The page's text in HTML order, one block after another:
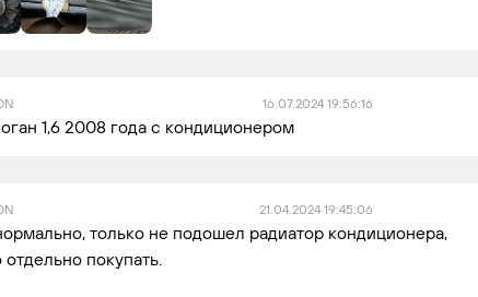
16.07.2024 19:56:16
1,6 2008 года с кондиционером
21.04.2024 19:45:06
только не подошел радиатор кондиционера,
покупать.